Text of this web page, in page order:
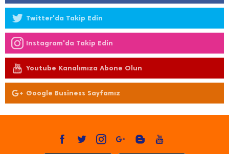
Twitter'da Takip Edin
Instagram'da Takip Edin
Youtube Kanalımıza Abone Olun
Google Business Sayfamız